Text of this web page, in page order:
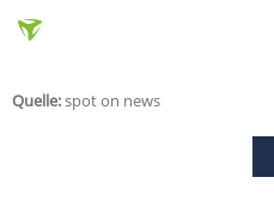
Quelle:spot on news